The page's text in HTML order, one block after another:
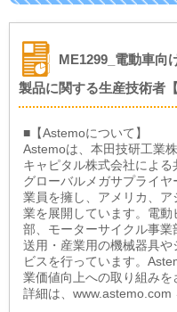
ME1299_電動車向
製品に関する生産技術者
■【Astemoについて】
Astemoは、本田技研工業
キャピタル株式会社によ
グローバルメガサプライ
業員を擁し、アメリカ、
業を展開しています。電
部、モーターサイクル事
送用・産業用の機械器具
ビスを行っています。
業価値向上への取り組みを
詳細は、www.astemo.com